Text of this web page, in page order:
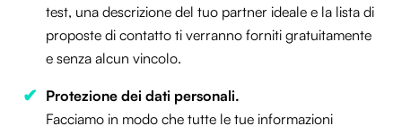
test, una descrizione del tuo partner ideale e la lista di
proposte di contatto ti verranno forniti gratuitamente
e senza alcun vincolo.
Protezione dei dati personali.
Facciamo in modo che tutte le tue informazioni